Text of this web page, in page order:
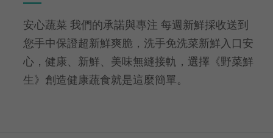
安心蔬菜 我們的承諾與專注 每週新鮮採收送到
您手中保證超新鮮爽脆，洗手免洗菜新鮮入口安
心，健康、新鮮、美味無縫接軌，選擇《野菜鮮
生》創造健康蔬食就是這麼簡單。